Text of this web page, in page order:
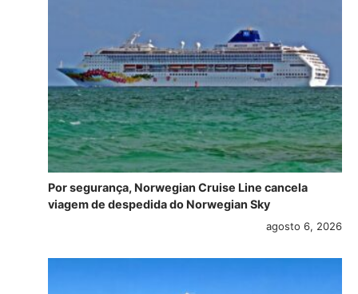
Por segurança, Norwegian Cruise Line cancela
viagem de despedida do Norwegian Sky
agosto 6, 2026